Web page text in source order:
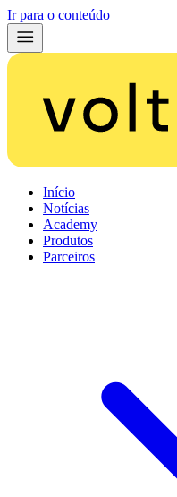
Ir para o conteúdo
Início
Notícias
Academy
Produtos
Parceiros